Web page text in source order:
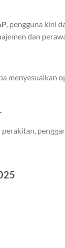
, pengguna kini
dan
menyesuaikan